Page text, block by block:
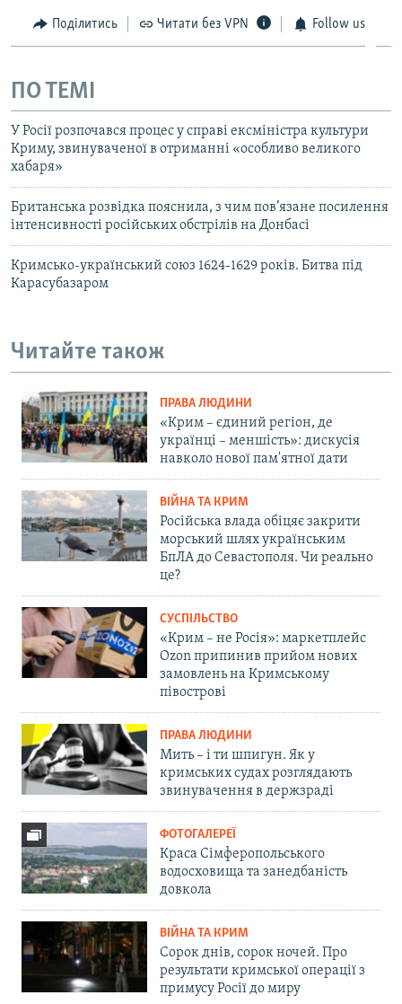
Поділитись Читати без VPN Follow us
ПО ТЕМІ
У Росії розпочався процес у справі ексміністра культури
Криму, звинуваченої в отриманні «особливо великого
хабаря»
Британська розвідка пояснила, з чим пов’язане посилення
інтенсивності російських обстрілів на Донбасі
Кримсько-український союз 1624-1629 років. Битва під
Карасубазаром
Читайте також
ПРАВА ЛЮДИНИ
«Крим – єдиний регіон, де
українці – меншість»: дискусія
навколо нової пам'ятної дати
ВІЙНА ТА КРИМ
Російська влада обіцяє закрити
морський шлях українським
БпЛА до Севастополя. Чи реально
це?
СУСПІЛЬСТВО
«Крим – не Росія»: маркетплейс
Ozon припинив прийом нових
замовлень на Кримському
півострові
ПРАВА ЛЮДИНИ
Мить – і ти шпигун. Як у
кримських судах розглядають
звинувачення в держзраді
ФОТОГАЛЕРЕЇ
Краса Сімферопольського
водосховища та занедбаність
довкола
ВІЙНА ТА КРИМ
Сорок днів, сорок ночей. Про
результати кримської операції з
примусу Росії до миру